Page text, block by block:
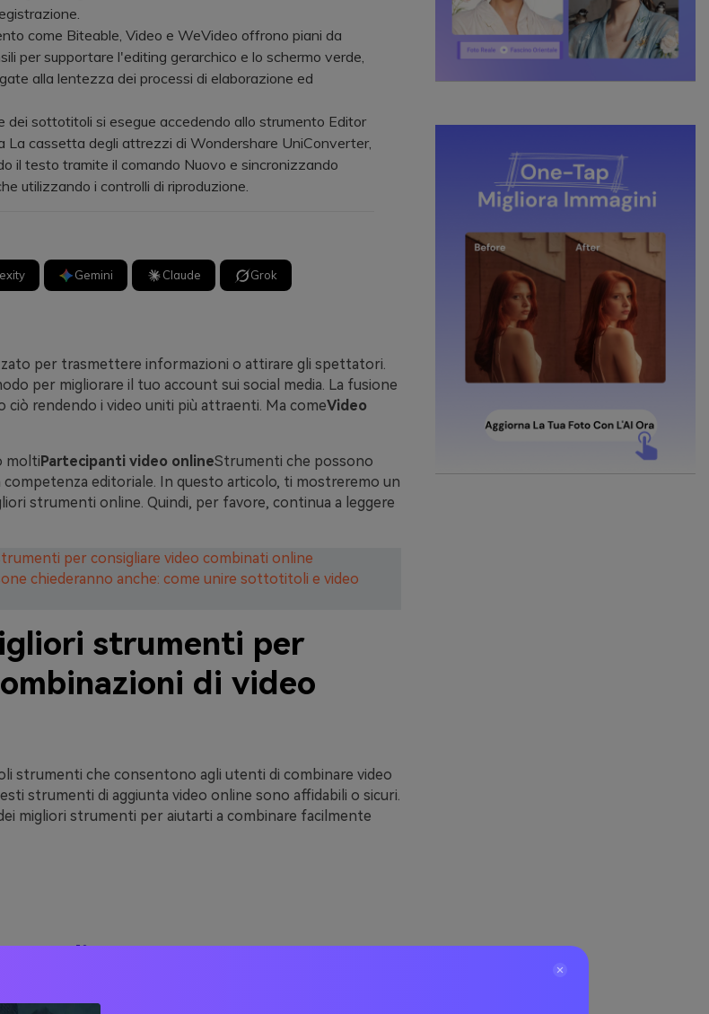
come Biteable, Video e WeVideo offrono piani da
per supportare l'editing gerarchico e lo schermo verde,
alla lentezza dei processi di elaborazione ed
sottotitoli si esegue accedendo allo strumento Editor
La cassetta degli attrezzi di Wondershare UniConverter,
il testo tramite il comando Nuovo e sincronizzando
utilizzando i controlli di riproduzione.
Gemini Claude Grok
per trasmettere informazioni o attirare gli spettatori.
per migliorare il tuo account sui social media. La fusione
ciò rendendo i video uniti più attraenti. Ma comeVideo
moltiPartecipanti video onlineStrumenti che possono
competenza editoriale. In questo articolo, ti mostreremo un
strumenti online. Quindi, per favore, continua a leggere
per consigliare video combinati online
chiederanno anche: come unire sottotitoli e video
strumenti per
di video
strumenti che consentono agli utenti di combinare video
strumenti di aggiunta video online sono affidabili o sicuri.
migliori strumenti per aiutarti a combinare facilmente
online
sportello unico con tutti i servizi editoriali.